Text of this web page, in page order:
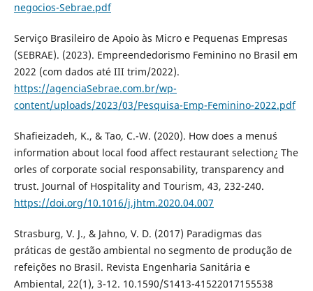
negocios-Sebrae.pdf
Serviço Brasileiro de Apoio às Micro e Pequenas Empresas
(SEBRAE). (2023). Empreendedorismo Feminino no Brasil em
2022 (com dados até III trim/2022).
https://agenciaSebrae.com.br/wp-
content/uploads/2023/03/Pesquisa-Emp-Feminino-2022.pdf
Shafieizadeh, K., & Tao, C.-W. (2020). How does a menu´s
information about local food affect restaurant selection¿ The
orles of corporate social responsability, transparency and
trust. Journal of Hospitality and Tourism, 43, 232-240.
https://doi.org/10.1016/j.jhtm.2020.04.007
Strasburg, V. J., & Jahno, V. D. (2017) Paradigmas das
práticas de gestão ambiental no segmento de produção de
refeições no Brasil. Revista Engenharia Sanitária e
Ambiental, 22(1), 3-12. 10.1590/S1413-41522017155538